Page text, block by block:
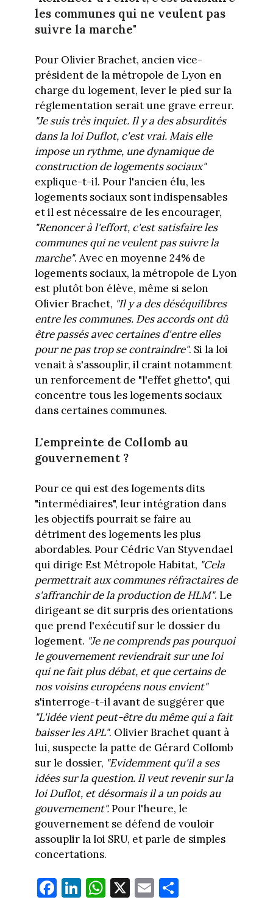
les communes qui ne veulent pas
suivre la marche"
Pour Olivier Brachet, ancien vice-
président de la métropole de Lyon en
charge du logement, lever le pied sur la
réglementation serait une grave erreur.
"Je suis très inquiet. Il y a des absurdités
dans la loi Duflot, c'est vrai. Mais elle
impose un rythme, une dynamique de
construction de logements sociaux"
explique-t-il. Pour l'ancien élu, les
logements sociaux sont indispensables
et il est nécessaire de les encourager,
"Renoncer à l'effort, c'est satisfaire les
communes qui ne veulent pas suivre la
marche". Avec en moyenne 24% de
logements sociaux, la métropole de Lyon
est plutôt bon élève, même si selon
Olivier Brachet, "Il y a des déséquilibres
entre les communes. Des accords ont dû
être passés avec certaines d'entre elles
pour ne pas trop se contraindre". Si la loi
venait à s'assouplir, il craint notamment
un renforcement de "l'effet ghetto", qui
concentre tous les logements sociaux
dans certaines communes.
L'empreinte de Collomb au
gouvernement ?
Pour ce qui est des logements dits
"intermédiaires", leur intégration dans
les objectifs pourrait se faire au
détriment des logements les plus
abordables. Pour Cédric Van Styvendael
qui dirige Est Métropole Habitat, "Cela
permettrait aux communes réfractaires de
s'affranchir de la production de HLM". Le
dirigeant se dit surpris des orientations
que prend l'exécutif sur le dossier du
logement. "Je ne comprends pas pourquoi
le gouvernement reviendrait sur une loi
qui ne fait plus débat, et que certains de
nos voisins européens nous envient"
s'interroge-t-il avant de suggérer que
"L'idée vient peut-être du même qui a fait
baisser les APL". Olivier Brachet quant à
lui, suspecte la patte de Gérard Collomb
sur le dossier, "Evidemment qu'il a ses
idées sur la question. Il veut revenir sur la
loi Duflot, et désormais il a un poids au
gouvernement".Pour l'heure, le
gouvernement se défend de vouloir
assouplir la loi SRU, et parle de simples
concertations.
Fa
ce
Li
nk
W
ha
X E
m
Pa
rt